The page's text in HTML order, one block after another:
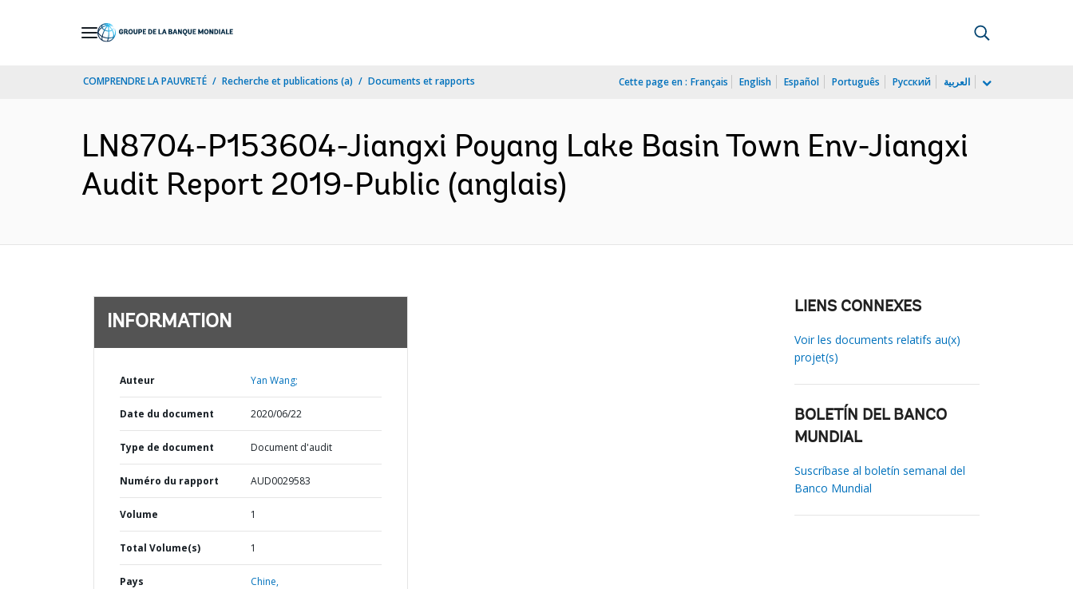
COMPRENDRE LA PAUVRETÉ Recherche et publications (a) Documents et rapports Cette page en : Français English Español Português Русский العربية
LN8704-P153604-Jiangxi Poyang Lake Basin Town Env-Jiangxi
Audit Report 2019-Public (anglais)
INFORMATION
Auteur Yan Wang;
Date du document 2020/06/22
Type de document Document d'audit
Numéro du rapport AUD0029583
Volume 1
Total Volume(s) 1
Pays Chine,
LIENS CONNEXES
Voir les documents relatifs au(x)
projet(s)
BOLETÍN DEL BANCO
MUNDIAL
Suscríbase al boletín semanal del
Banco Mundial